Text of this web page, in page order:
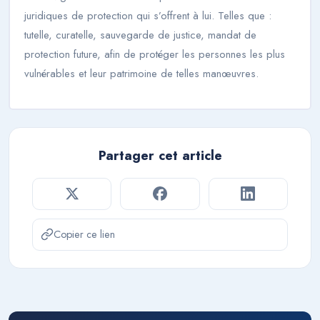
juridiques de protection qui s’offrent à lui. Telles que :
tutelle, curatelle, sauvegarde de justice, mandat de
protection future, afin de protéger les personnes les plus
vulnérables et leur patrimoine de telles manœuvres.
Partager cet article
Copier ce lien